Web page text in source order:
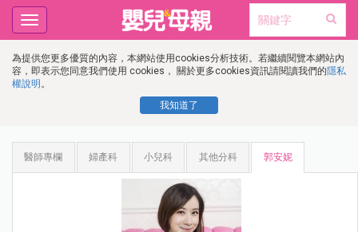
為提供您更多優質的內容，本網站使用cookies分析技術。若繼續閱覽本網站內
容，即表示您同意我們使用 cookies， 關於更多cookies資訊請閱讀我們的隱私
權說明 。
我知道了
Toggle
navigation
醫師專欄 婦產科 小兒科 其他分科 郭安妮